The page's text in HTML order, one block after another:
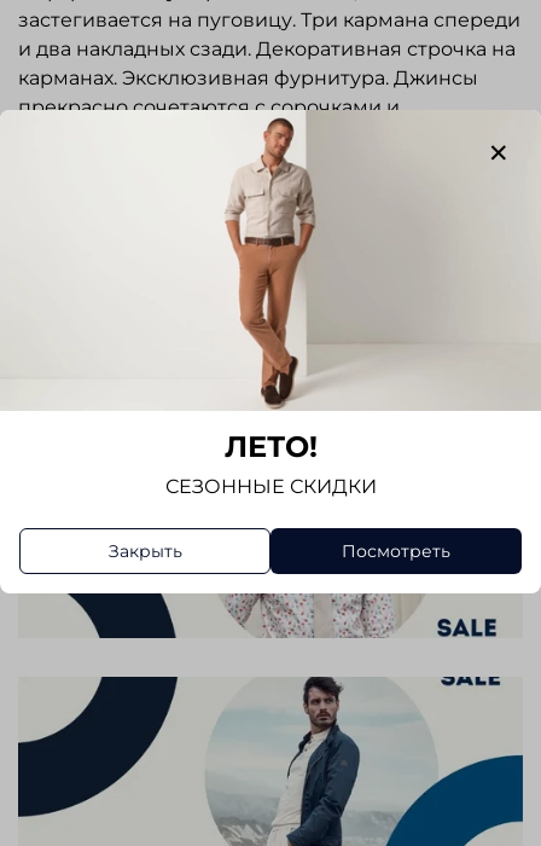
застегивается на пуговицу. Три кармана спереди
и два накладных сзади. Декоративная строчка на
карманах. Эксклюзивная фурнитура. Джинсы
прекрасно сочетаются с сорочками и
Отзывов еще никто не оставлял
ЛЕТО!
СЕЗОННЫЕ СКИДКИ
Закрыть Посмотреть